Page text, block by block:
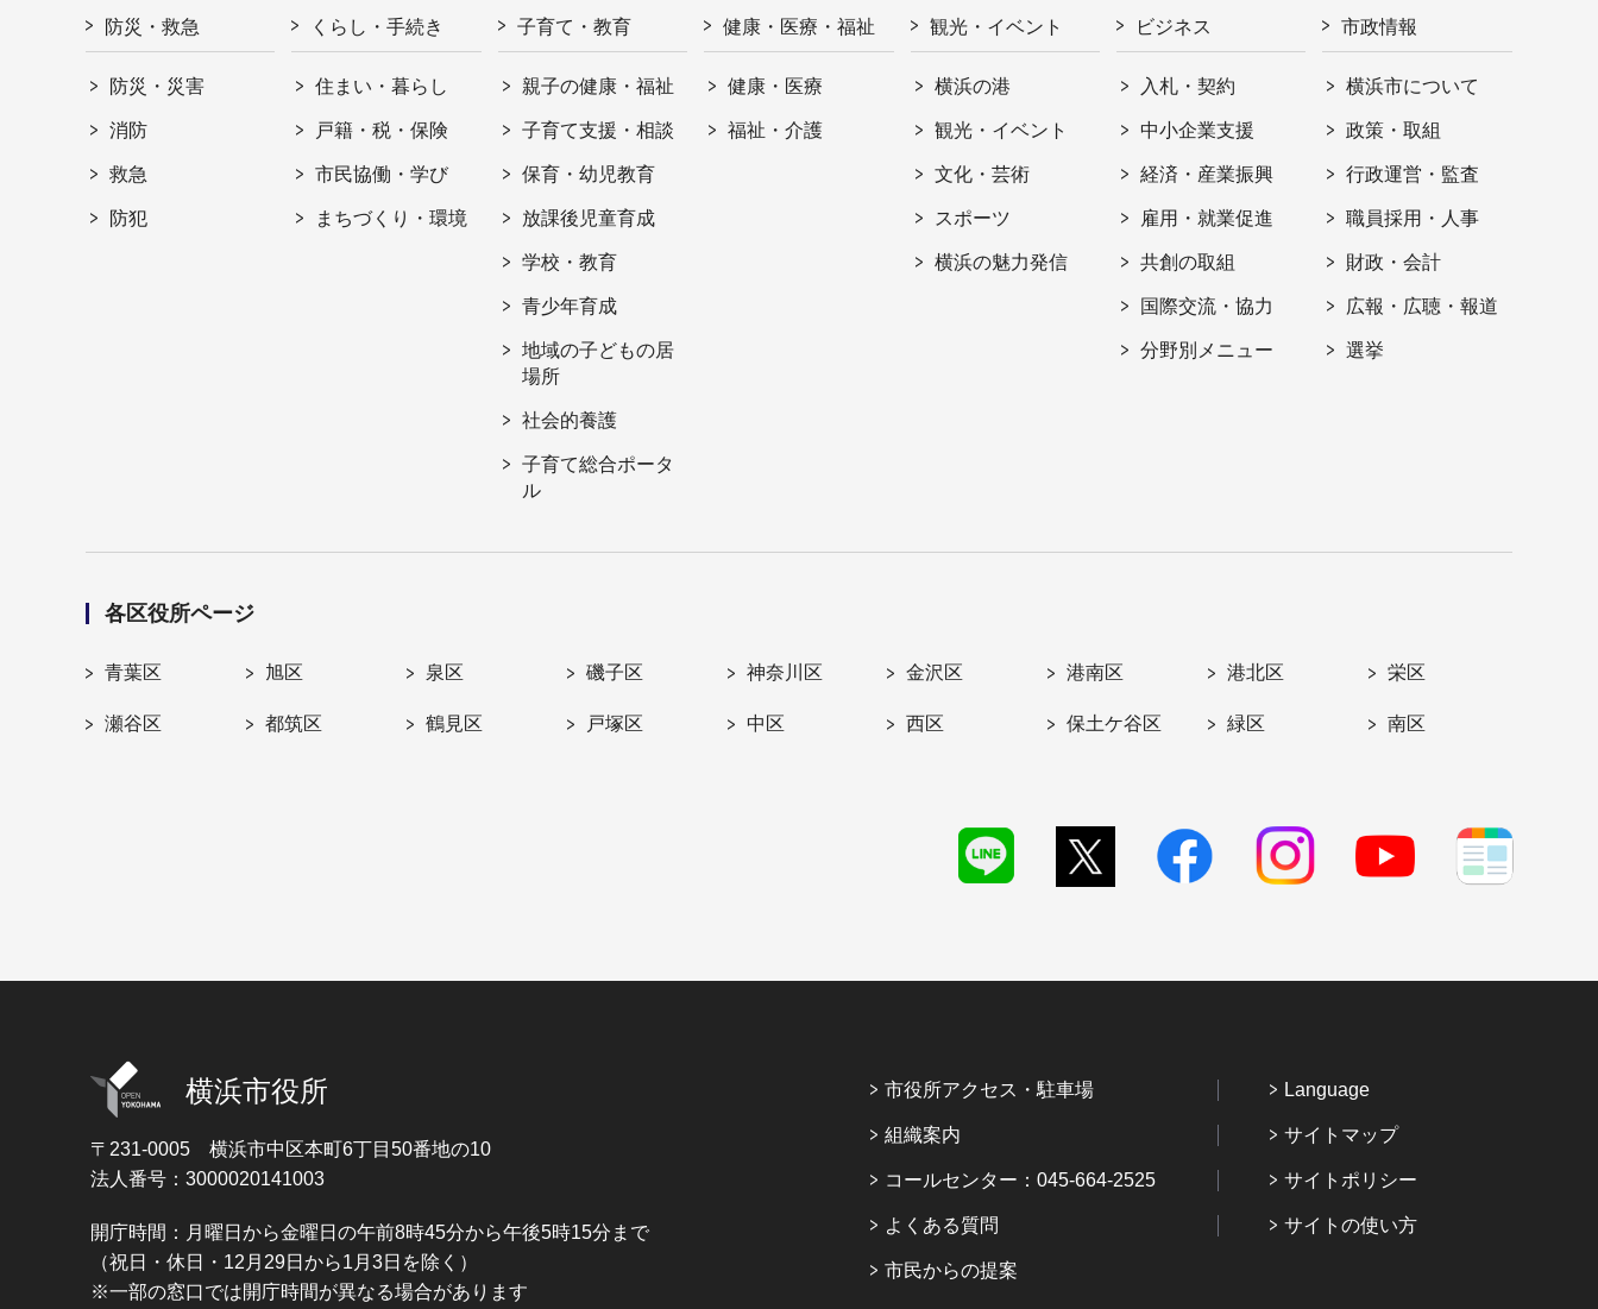
防災・救急
防災・災害
消防
救急
防犯
くらし・手続き
住まい・暮らし
戸籍・税・保険
市民協働・学び
まちづくり・環境
子育て・教育
親子の健康・福祉
子育て支援・相談
保育・幼児教育
放課後児童育成
学校・教育
青少年育成
地域の子どもの居
場所
社会的養護
子育て総合ポータ
ル
健康・医療・福祉
健康・医療
福祉・介護
観光・イベント
横浜の港
観光・イベント
文化・芸術
スポーツ
横浜の魅力発信
ビジネス
入札・契約
中小企業支援
経済・産業振興
雇用・就業促進
共創の取組
国際交流・協力
分野別メニュー
市政情報
横浜市について
政策・取組
行政運営・監査
職員採用・人事
財政・会計
広報・広聴・報道
選挙
各区役所ページ
青葉区 旭区 泉区 磯子区 神奈川区 金沢区 港南区 港北区 栄区
瀬谷区 都筑区 鶴見区 戸塚区 中区 西区 保土ケ谷区 緑区 南区
横浜市役所
〒231-0005 横浜市中区本町6丁目50番地の10
法人番号：3000020141003
開庁時間：月曜日から金曜日の午前8時45分から午後5時15分まで
（祝日・休日・12月29日から1月3日を除く）
※一部の窓口では開庁時間が異なる場合があります
市役所アクセス・駐車場
組織案内
コールセンター：045-664-2525
よくある質問
市民からの提案
Language
サイトマップ
サイトポリシー
サイトの使い方